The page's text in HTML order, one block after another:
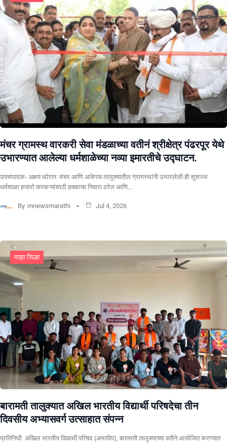
मंचर ग्रामस्थ वारकरी सेवा मंडळाच्या वतीनं श्रीक्षेत्र पंढरपूर येथे
उभारण्यात आलेल्या धर्मशाळेच्या नव्या इमारतीचे उद्घाटन.
उपसंपादक- अक्षय थोरात मंचर आणि आंबेगाव तालुक्यातील ग्रामस्थांनी उभारलेली ही सुसज्ज
धर्मशाळा हजारो वारकऱ्यांसाठी हक्काचा निवारा ठरेल आणि…
By mnewsmarathi Jul 4, 2026
माझा जिल्हा
बारामती तालुक्यात अखिल भारतीय विद्यार्थी परिषदेचा तीन
दिवसीय अभ्यासवर्ग उत्साहात संपन्न
प्रतिनिधी अखिल भारतीय विद्यार्थी परिषद (अभाविप), बारामती तालुक्याच्या वतीने आयोजित करण्यात